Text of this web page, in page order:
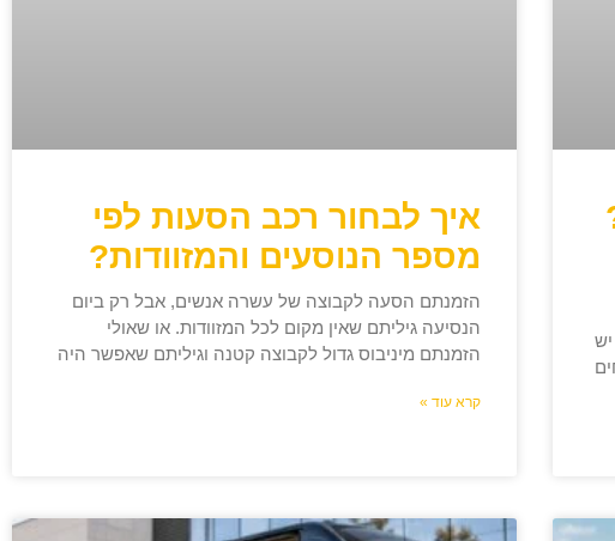
איך לבחור רכב הסעות לפי
מספר הנוסעים והמזוודות?
הזמנתם הסעה לקבוצה של עשרה אנשים, אבל רק ביום
הנסיעה גיליתם שאין מקום לכל המזוודות. או שאולי
הזמנתם מיניבוס גדול לקבוצה קטנה וגיליתם שאפשר היה
קרא עוד »